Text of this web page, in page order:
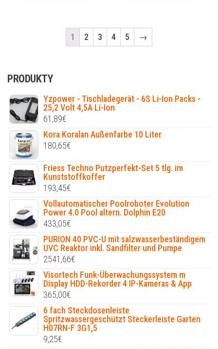
1 2 3 4 5 →
PRODUKTY
Yzpower - Tischladegerät - 6S Li-Ion Packs -
25,2 Volt 4,5A Li-Ion
61,89€
Kora Koralan Außenfarbe 10 Liter
180,65€
Friess Techno Putzperfekt-Set 5 tlg. im
Kunststoffkoffer
193,45€
Vollautomatischer Poolroboter Evolution
Power 4.0 Pool altern. Dolphin E20
433,05€
PURION 40 PVC-U mit salzwasserbeständigem
UVC Reaktor inkl. Sandfilter und Pumpe
2541,66€
Visortech Funk-Überwachungssystem m
Display HDD-Rekorder 4 IP-Kameras & App
365,00€
6 fach Steckdosenleiste
Spritzwassergeschützt Steckerleiste Garten
H07RN-F 3G1,5
9,25€